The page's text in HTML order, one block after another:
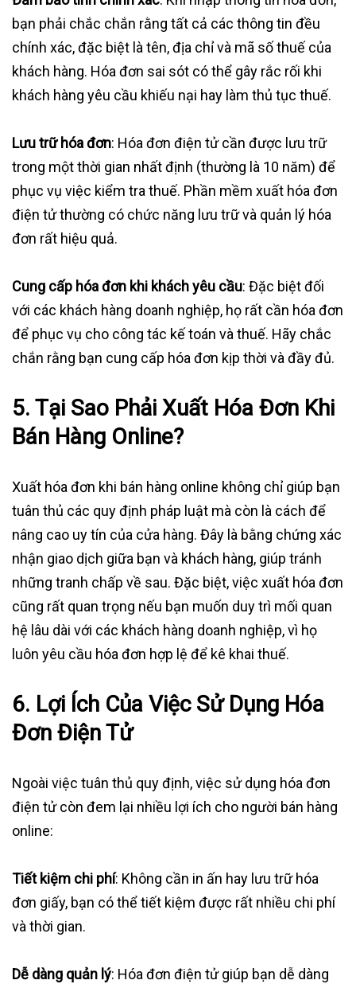
bạn phải chắc chắn rằng tất cả các thông tin đều
chính xác, đặc biệt là tên, địa chỉ và mã số thuế của
khách hàng. Hóa đơn sai sót có thể gây rắc rối khi
khách hàng yêu cầu khiếu nại hay làm thủ tục thuế.
Lưu trữ hóa đơn: Hóa đơn điện tử cần được lưu trữ
trong một thời gian nhất định (thường là 10 năm) để
phục vụ việc kiểm tra thuế. Phần mềm xuất hóa đơn
điện tử thường có chức năng lưu trữ và quản lý hóa
đơn rất hiệu quả.
Cung cấp hóa đơn khi khách yêu cầu: Đặc biệt đối
với các khách hàng doanh nghiệp, họ rất cần hóa đơn
để phục vụ cho công tác kế toán và thuế. Hãy chắc
chắn rằng bạn cung cấp hóa đơn kịp thời và đầy đủ.
5. Tại Sao Phải Xuất Hóa Đơn Khi
Bán Hàng Online?
Xuất hóa đơn khi bán hàng online không chỉ giúp bạn
tuân thủ các quy định pháp luật mà còn là cách để
nâng cao uy tín của cửa hàng. Đây là bằng chứng xác
nhận giao dịch giữa bạn và khách hàng, giúp tránh
những tranh chấp về sau. Đặc biệt, việc xuất hóa đơn
cũng rất quan trọng nếu bạn muốn duy trì mối quan
hệ lâu dài với các khách hàng doanh nghiệp, vì họ
luôn yêu cầu hóa đơn hợp lệ để kê khai thuế.
6. Lợi Ích Của Việc Sử Dụng Hóa
Đơn Điện Tử
Ngoài việc tuân thủ quy định, việc sử dụng hóa đơn
điện tử còn đem lại nhiều lợi ích cho người bán hàng
online:
Tiết kiệm chi phí: Không cần in ấn hay lưu trữ hóa
đơn giấy, bạn có thể tiết kiệm được rất nhiều chi phí
và thời gian.
Dễ dàng quản lý: Hóa đơn điện tử giúp bạn dễ dàng